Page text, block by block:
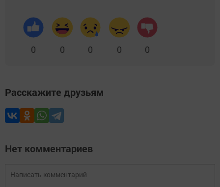
0 0 0 0 0
Расскажите друзьям
Нет комментариев